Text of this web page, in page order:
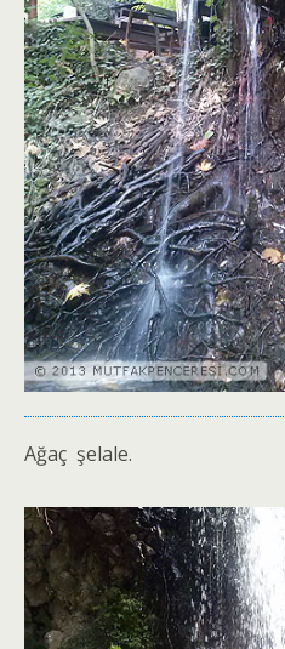
Ağaç şelale.